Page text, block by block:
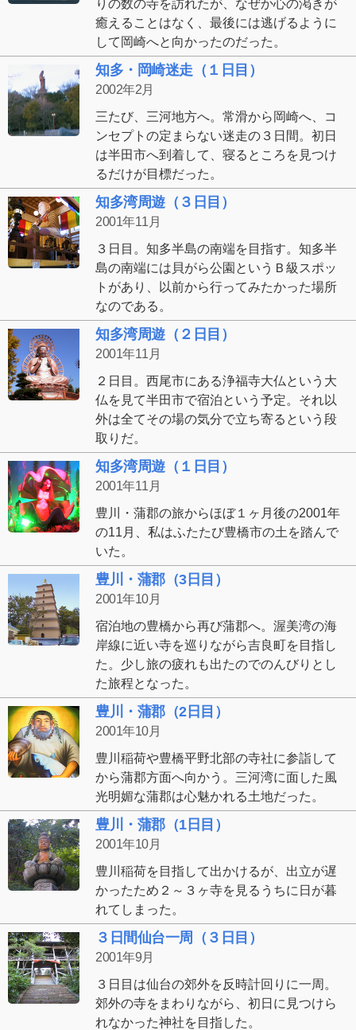
りの数の寺を訪れたが、なぜか心の渇きが
癒えることはなく、最後には逃げるように
して岡崎へと向かったのだった。
知多・岡崎迷走（１日目）
2002年2月
三たび、三河地方へ。常滑から岡崎へ、コ
ンセプトの定まらない迷走の３日間。初日
は半田市へ到着して、寝るところを見つけ
るだけが目標だった。
知多湾周遊（３日目）
2001年11月
３日目。知多半島の南端を目指す。知多半
島の南端には貝がら公園というＢ級スポッ
トがあり、以前から行ってみたかった場所
なのである。
知多湾周遊（２日目）
2001年11月
２日目。西尾市にある浄福寺大仏という大
仏を見て半田市で宿泊という予定。それ以
外は全てその場の気分で立ち寄るという段
取りだ。
知多湾周遊（１日目）
2001年11月
豊川・蒲郡の旅からほぼ１ヶ月後の2001年
の11月、私はふたたび豊橋市の土を踏んで
いた。
豊川・蒲郡（3日目）
2001年10月
宿泊地の豊橋から再び蒲郡へ。渥美湾の海
岸線に近い寺を巡りながら吉良町を目指し
た。少し旅の疲れも出たのでのんびりとし
た旅程となった。
豊川・蒲郡（2日目）
2001年10月
豊川稲荷や豊橋平野北部の寺社に参詣して
から蒲郡方面へ向かう。三河湾に面した風
光明媚な蒲郡は心魅かれる土地だった。
豊川・蒲郡（1日目）
2001年10月
豊川稲荷を目指して出かけるが、出立が遅
かったため２～３ヶ寺を見るうちに日が暮
れてしまった。
３日間仙台一周（３日目）
2001年9月
３日目は仙台の郊外を反時計回りに一周。
郊外の寺をまわりながら、初日に見つけら
れなかった神社を目指した。